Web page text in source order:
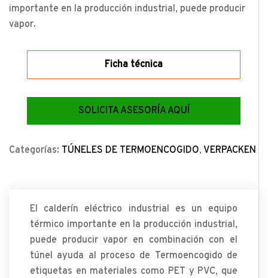
importante en la producción industrial, puede producir
vapor.
Ficha técnica
SOLICITA ASESORÍA AQUÍ
Categorías: TÚNELES DE TERMOENCOGIDO, VERPACKEN
El calderín eléctrico industrial es un equipo
térmico importante en la producción industrial,
puede producir vapor en combinación con el
túnel ayuda al proceso de Termoencogido de
etiquetas en materiales como PET y PVC, que